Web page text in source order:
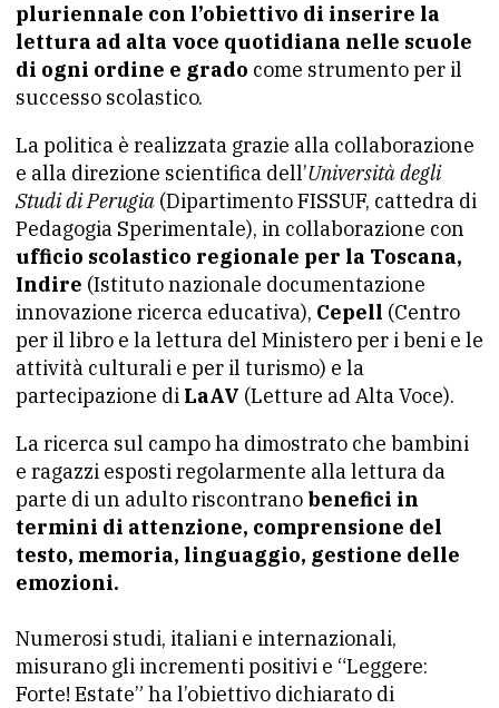
pluriennale con l’obiettivo di inserire la
lettura ad alta voce quotidiana nelle scuole
di ogni ordine e grado come strumento per il
successo scolastico.
La politica è realizzata grazie alla collaborazione
e alla direzione scientifica dell’Università degli
Studi di Perugia (Dipartimento FISSUF, cattedra di
Pedagogia Sperimentale), in collaborazione con
ufficio scolastico regionale per la Toscana,
Indire (Istituto nazionale documentazione
innovazione ricerca educativa), Cepell (Centro
per il libro e la lettura del Ministero per i beni e le
attività culturali e per il turismo) e la
partecipazione di LaAV (Letture ad Alta Voce).
La ricerca sul campo ha dimostrato che bambini
e ragazzi esposti regolarmente alla lettura da
parte di un adulto riscontrano benefici in
termini di attenzione, comprensione del
testo, memoria, linguaggio, gestione delle
emozioni.
Numerosi studi, italiani e internazionali,
misurano gli incrementi positivi e “Leggere:
Forte! Estate” ha l’obiettivo dichiarato di